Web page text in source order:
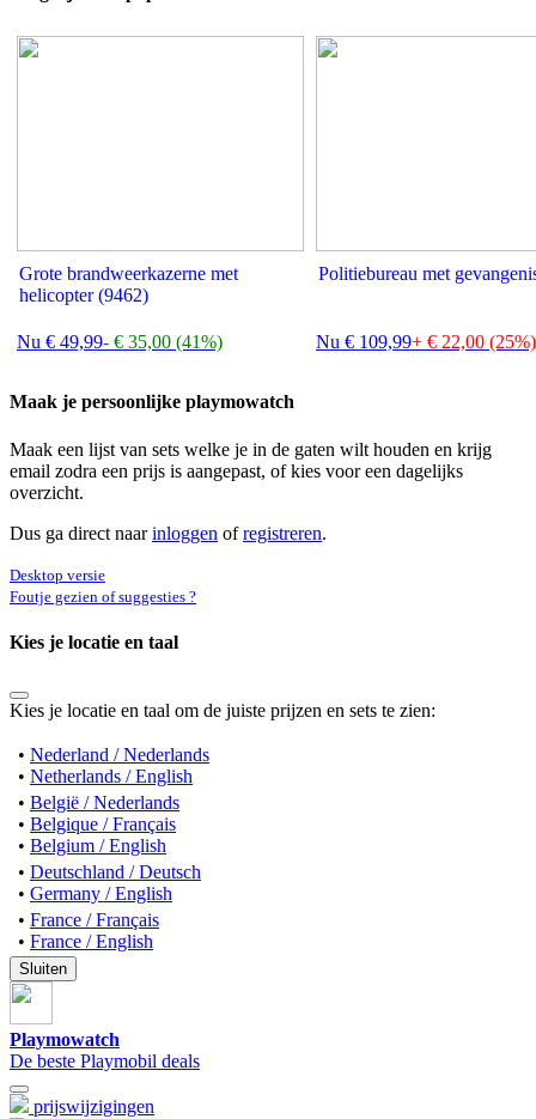
Grote brandweerkazerne met
helicopter (9462)
Nu € 49,99- € 35,00 (41%)
Politiebureau met
Nu € 109,99+ € 22,00 (25%)
Maak je persoonlijke playmowatch
Maak een lijst van sets welke je in de gaten wilt houden en krijg
email zodra een prijs is aangepast, of kies voor een dagelijks
overzicht.
Dus ga direct naarinloggen ofregistreren.
Desktop versie
Foutje gezien of suggesties ?
Kies je locatie en taal
Kies je locatie en taal om de juiste prijzen en sets te zien:
• Nederland / Nederlands
• Netherlands / English
• België / Nederlands
• Belgique / Français
• Belgium / English
• Deutschland / Deutsch
• Germany / English
• France / Français
• France / English
Sluiten
Playmowatch
De beste Playmobil deals
prijswijzigingen